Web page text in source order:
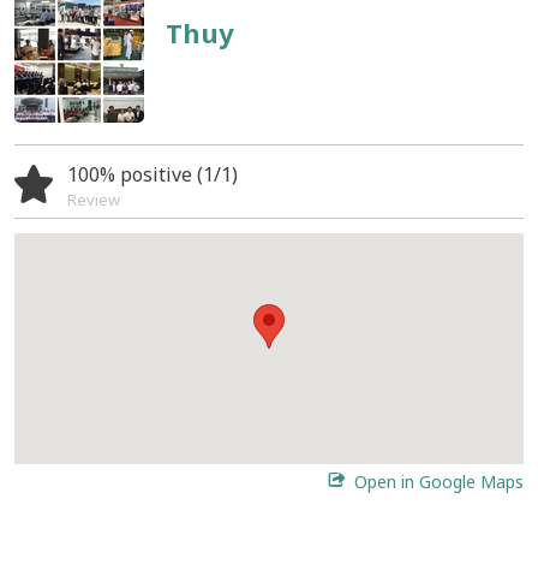
Thuy
100% positive (1/1)
Review
Open in Google Maps